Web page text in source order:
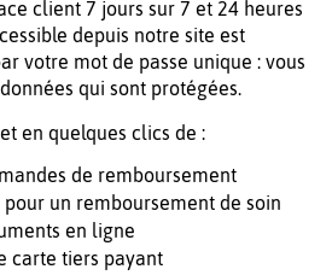
client 7 jours sur 7 et 24 heures
depuis notre site est
votre mot de passe unique : vous
qui sont protégées.
en quelques clics de :
de remboursement
pour un remboursement de soin
en ligne
carte tiers payant